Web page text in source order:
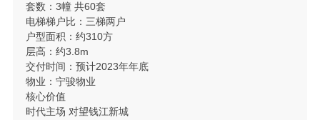
套数：3幢 共60套
电梯梯户比：三梯两户
户型面积：约310方
层高：约3.8m
交付时间：预计2023年年底
物业：宁骏物业
核心价值
时代主场 对望钱江新城